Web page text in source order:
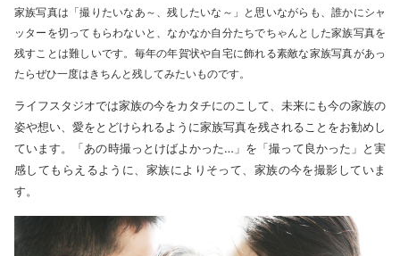
家族写真は「撮りたいなあ～、残したいな～」と思いながらも、誰かにシャ
ッターを切ってもらわないと、なかなか自分たちでちゃんとした家族写真を
残すことは難しいです。毎年の年賀状や自宅に飾れる素敵な家族写真があっ
たらぜひ一度はきちんと残してみたいものです。
ライフスタジオでは家族の今をカタチにのこして、未来にも今の家族の
姿や想い、愛をとどけられるように家族写真を残されることをお勧めし
ています。「あの時撮っとけばよかった…」を「撮って良かった」と実
感してもらえるように、家族によりそって、家族の今を撮影していま
す。